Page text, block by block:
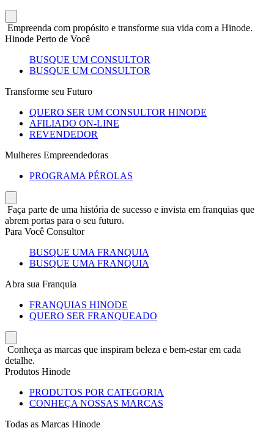
Empreenda com propósito e transforme sua vida com a Hinode.
Hinode Perto de Você
BUSQUE UM CONSULTOR
BUSQUE UM CONSULTOR
Transforme seu Futuro
QUERO SER UM CONSULTOR HINODE
AFILIADO ON-LINE
REVENDEDOR
Mulheres Empreendedoras
PROGRAMA PÉROLAS
Faça parte de uma história de sucesso e invista em franquias que
abrem portas para o seu futuro.
Para Você Consultor
BUSQUE UMA FRANQUIA
BUSQUE UMA FRANQUIA
Abra sua Franquia
FRANQUIAS HINODE
QUERO SER FRANQUEADO
Conheça as marcas que inspiram beleza e bem-estar em cada
detalhe.
Produtos Hinode
PRODUTOS POR CATEGORIA
CONHEÇA NOSSAS MARCAS
Todas as Marcas Hinode